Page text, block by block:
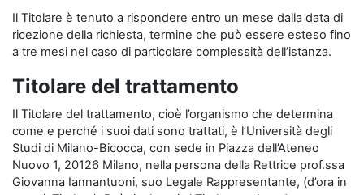
Il Titolare è tenuto a rispondere entro un mese dalla data di
ricezione della richiesta, termine che può essere esteso fino
a tre mesi nel caso di particolare complessità dell’istanza.
Titolare del trattamento
Il Titolare del trattamento, cioè l’organismo che determina
come e perché i suoi dati sono trattati, è l’Università degli
Studi di Milano-Bicocca, con sede in Piazza dell’Ateneo
Nuovo 1, 20126 Milano, nella persona della Rettrice prof.ssa
Giovanna Iannantuoni, suo Legale Rappresentante, (d’ora in